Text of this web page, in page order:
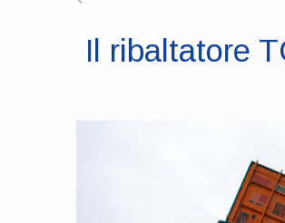
Il ribaltatore